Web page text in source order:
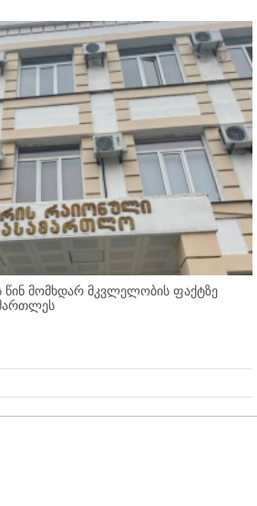
წინ მომხდარ მკვლელობის ფაქტზე